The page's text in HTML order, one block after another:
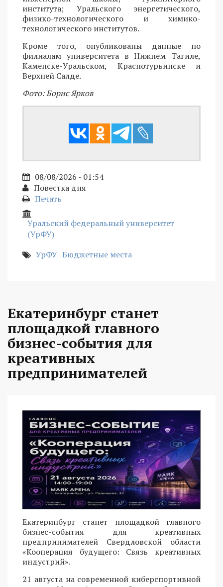
института; Уральского энергетического,
физико-технологического и химико-
технологического институтов.
Кроме того, опубликованы данные по
филиалам университета в Нижнем Тагиле,
Каменске-Уральском, Краснотурьинске и
Верхней Салде.
Фото: Борис Ярков
08/08/2026 - 01:54
Повестка дня
Печать
Уральский федеральный университет
(УрФУ)
УрФУ Бюджетные места
Екатеринбург станет
площадкой главного
бизнес-события для
креативных
предпринимателей
Екатеринбург станет площадкой главного
бизнес-события для креативных
предпринимателей Свердловской области
«Кооперация будущего: Связь креативных
индустрий».
21 августа на современной киберспортивной